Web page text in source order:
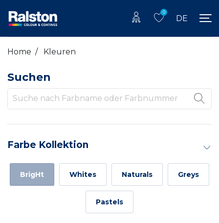
0
DE
Home / Kleuren
Suchen
Farbe Kollektion
BrigHt Whites Naturals Greys
Pastels